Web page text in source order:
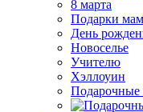
8 марта
Подарки
День
Новоселье
Учителю
Хэллоуин
Подарочные